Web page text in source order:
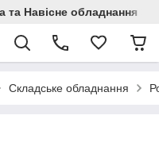
та Навісне обладнання
Складське обладнання